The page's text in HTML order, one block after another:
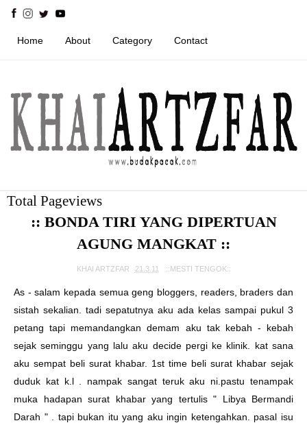
Home About Category Contact
Total Pageviews
:: BONDA TIRI YANG DIPERTUAN
AGUNG MANGKAT ::
KHAI ARTZFAR 21.3.11 ::MESTI TENGOK::
As - salam kepada semua geng bloggers, readers, braders dan
sistah sekalian. tadi sepatutnya aku ada kelas sampai pukul 3
petang tapi memandangkan demam aku tak kebah - kebah
sejak seminggu yang lalu aku decide pergi ke klinik. kat sana
aku sempat beli surat khabar. 1st time beli surat khabar sejak
duduk kat k.l . nampak sangat teruk aku ni.pastu tenampak
muka hadapan surat khabar yang tertulis " Libya Bermandi
Darah " . tapi bukan itu yang aku ingin ketengahkan. pasal isu